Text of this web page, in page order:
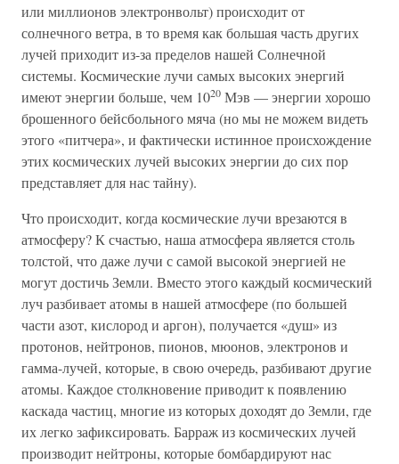
или миллионов электронвольт) происходит от
солнечного ветра, в то время как большая часть других
лучей приходит из-за пределов нашей Солнечной
системы. Космические лучи самых высоких энергий
имеют энергии больше, чем 1020 Мэв — энергии хорошо
брошенного бейсбольного мяча (но мы не можем видеть
этого «питчера», и фактически истинное происхождение
этих космических лучей высоких энергии до сих пор
представляет для нас тайну).
Что происходит, когда космические лучи врезаются в
атмосферу? К счастью, наша атмосфера является столь
толстой, что даже лучи с самой высокой энергией не
могут достичь Земли. Вместо этого каждый космический
луч разбивает атомы в нашей атмосфере (по большей
части азот, кислород и аргон), получается «душ» из
протонов, нейтронов, пионов, мюонов, электронов и
гамма-лучей, которые, в свою очередь, разбивают другие
атомы. Каждое столкновение приводит к появлению
каскада частиц, многие из которых доходят до Земли, где
их легко зафиксировать. Барраж из космических лучей
производит нейтроны, которые бомбардируют нас